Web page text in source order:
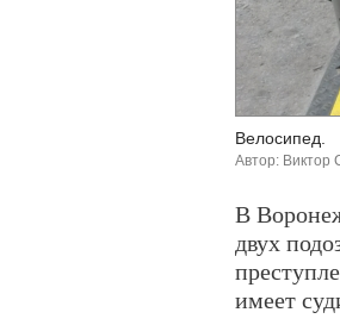
Велосипед.
Автор: Виктор
В
двух
имеет